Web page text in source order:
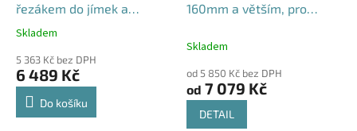
řezákem do jímek a
septiků - Blue Line PQD 7-
Průměrné
produktu
je
5,0
Skladem
5 363 Kč bez DPH
6 489 Kč
Do košíku
160mm a větším, pro
chladícím pláštěm
Skladem
od 5 850 Kč bez DPH
od 7 079 Kč
DETAIL